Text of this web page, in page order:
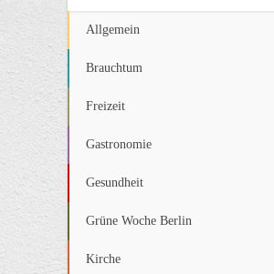
Allgemein
Brauchtum
Freizeit
Gastronomie
Gesundheit
Grüne Woche Berlin
Kirche